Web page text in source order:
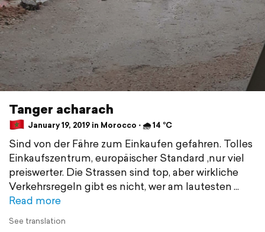
Tanger acharach
January 19, 2019 in Morocco ⋅ 🌧 14 °C
Sind von der Fähre zum Einkaufen gefahren. Tolles
Einkaufszentrum, europäischer Standard ,nur viel
preiswerter. Die Strassen sind top, aber wirkliche
Verkehrsregeln gibt es nicht, wer am lautesten
Read more
See translation